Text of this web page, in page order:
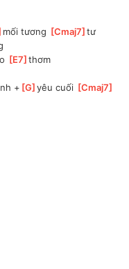
]mối tương [Cmaj7 ]tư
[E7 ]thơm
+ [G ]
yêu cuối [Cmaj7